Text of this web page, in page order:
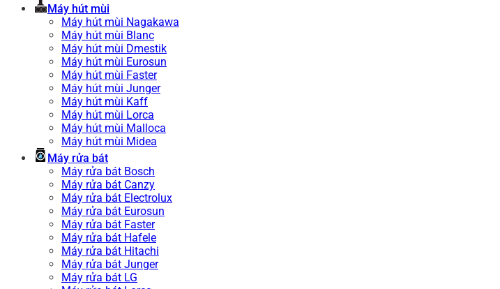
Máy hút mùi
Máy hút mùi Nagakawa
Máy hút mùi Blanc
Máy hút mùi Dmestik
Máy hút mùi Eurosun
Máy hút mùi Faster
Máy hút mùi Junger
Máy hút mùi Kaff
Máy hút mùi Lorca
Máy hút mùi Malloca
Máy hút mùi Midea
Máy rửa bát
Máy rửa bát Bosch
Máy rửa bát Canzy
Máy rửa bát Electrolux
Máy rửa bát Eurosun
Máy rửa bát Faster
Máy rửa bát Hafele
Máy rửa bát Hitachi
Máy rửa bát Junger
Máy rửa bát LG